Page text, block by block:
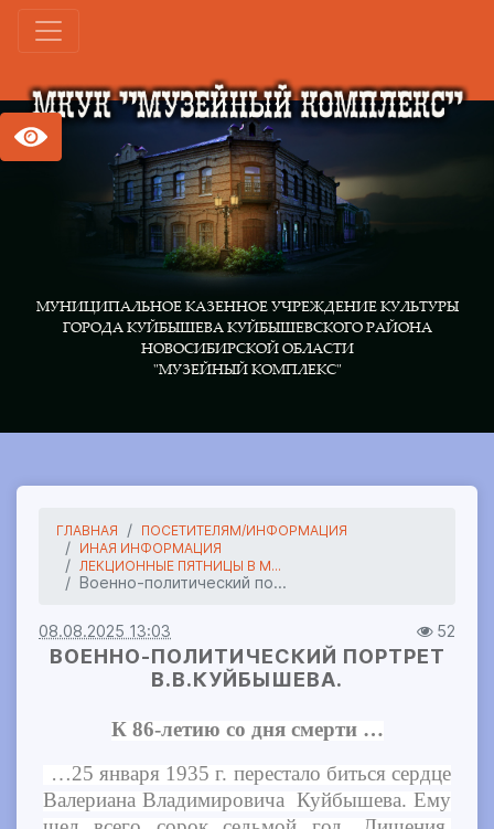
МУНИЦИПАЛЬНОЕ КАЗЕННОЕ УЧРЕЖДЕНИЕ КУЛЬТУРЫ
ГОРОДА КУЙБЫШЕВА КУЙБЫШЕВСКОГО РАЙОНА
НОВОСИБИРСКОЙ ОБЛАСТИ
"МУЗЕЙНЫЙ КОМПЛЕКС"
ГЛАВНАЯ
ПОСЕТИТЕЛЯМ/ИНФОРМАЦИЯ
ИНАЯ ИНФОРМАЦИЯ
ЛЕКЦИОННЫЕ ПЯТНИЦЫ В М...
Военно-политический по...
08.08.2025 13:03 52
ВОЕННО-ПОЛИТИЧЕСКИЙ ПОРТРЕТ
В.В.КУЙБЫШЕВА.
К 86-летию со дня смерти …
…25 января 1935 г. перестало биться сердце
Валериана Владимировича Куйбышева. Ему